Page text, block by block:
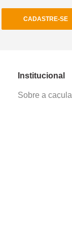
CADASTRE-SE
Institucional
Sobre a caçula